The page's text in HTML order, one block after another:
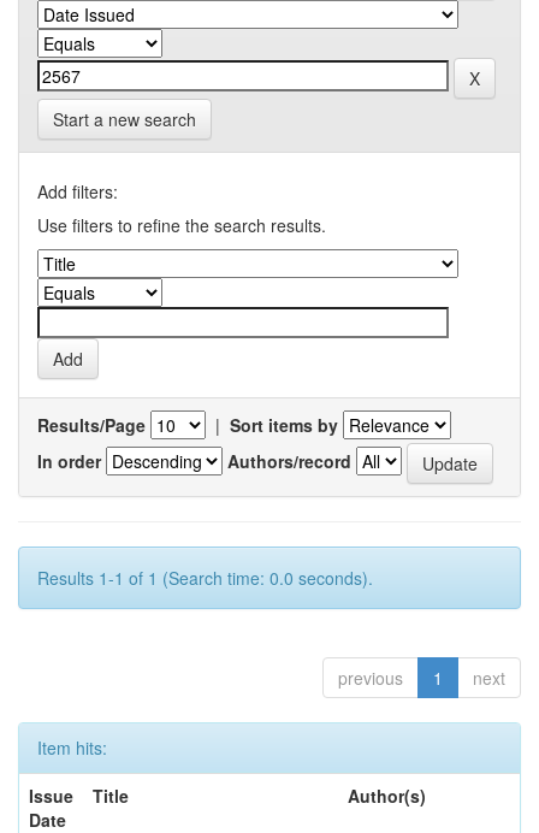
Start a new search
Add filters:
Use filters to refine the search results.
Results/Page | Sort items by
In order
Authors/record
Results 1-1 of 1 (Search time: 0.0 seconds).
previous 1 next
Item hits:
Issue
Date
Title Author(s)